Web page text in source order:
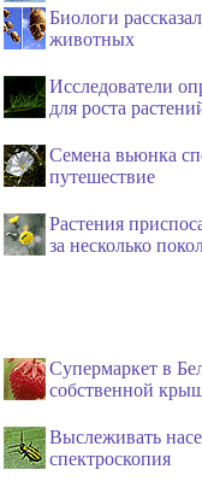
Биологи
животных
Исследователи
для роста
Семена вьюнка
путешествие
Растения
за несколько
Супермаркет в
собственной
Выслеживать
спектроскопия